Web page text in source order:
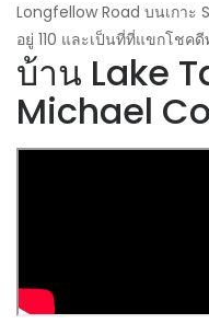
Longfellow Road บนเกาะ
อยู่ 110 และเป็นที่ที่แขกโชคดี
บ้าน Lake
Michael